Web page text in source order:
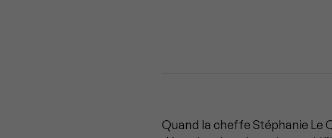
Quand la cheffe Stéphanie Le